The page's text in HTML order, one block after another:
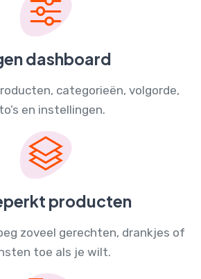
dashboard
categorieën, volgorde,
en instellingen.
producten
zoveel gerechten, drankjes of
toe als je wilt.